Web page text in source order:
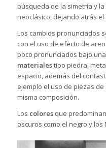
búsqueda de la simetría y
neoclásico, dejando atrás
Los cambios pronunciados
con el uso de efecto de
poco pronunciados bajo
materialestipo piedra,
espacio, además del
ejemplo el uso de piezas
misma composición.
Los coloresque
oscuros como el negro y los